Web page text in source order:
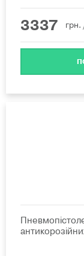
3337 грн.